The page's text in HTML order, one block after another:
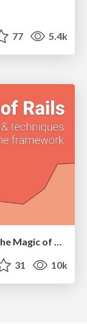
77 5.4k
31 10k